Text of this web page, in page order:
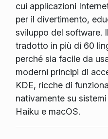
cui applicazioni
per il divertimento,
sviluppo del software.
tradotto in più di 60
perché sia facile da
moderni principi di
KDE, ricche di
nativamente su
Haiku e macOS.